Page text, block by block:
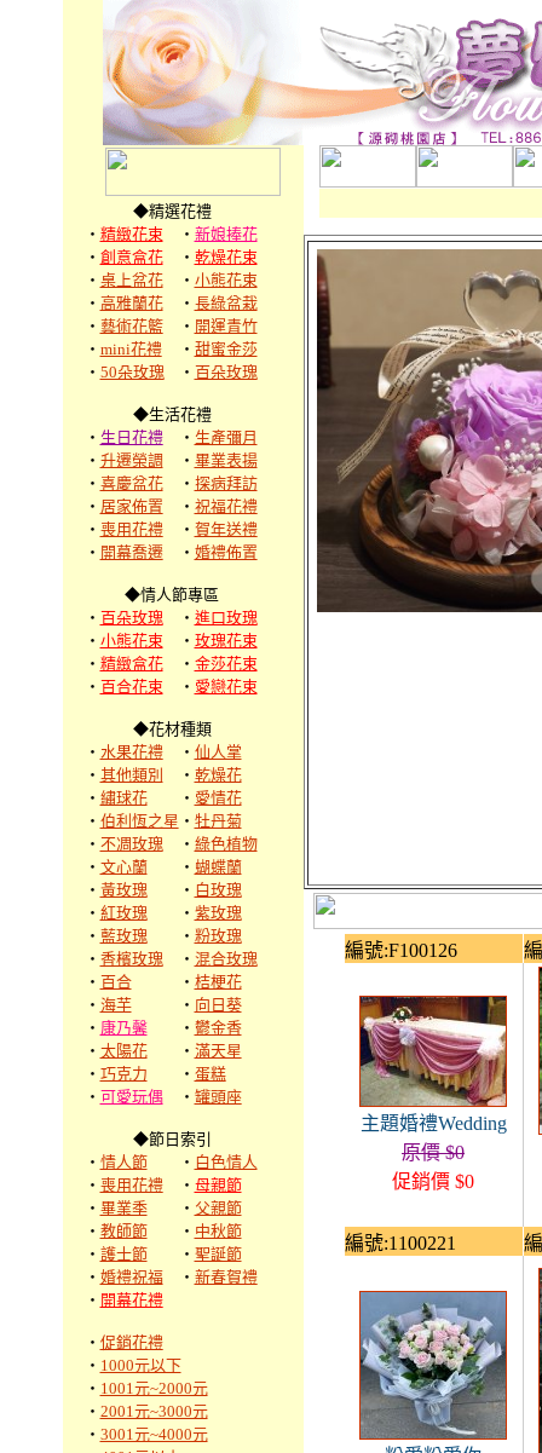
◆精選花禮
‧ 精緻花束 ‧ 新娘捧花
‧ 創意盒花 ‧ 乾燥花束
‧ 桌上盆花 ‧ 小熊花束
‧ 高雅蘭花 ‧ 長綠盆栽
‧ 藝術花籃 ‧ 開運青竹
‧ mini花禮 ‧ 甜蜜金莎
‧ 50朵玫瑰 ‧ 百朵玫瑰
◆生活花禮
‧ 生日花禮 ‧ 生產彌月
‧ 升遷榮調 ‧ 畢業表揚
‧ 喜慶盆花 ‧ 探病拜訪
‧ 居家佈置 ‧ 祝福花禮
‧ 喪用花禮 ‧ 賀年送禮
‧ 開幕喬遷 ‧ 婚禮佈置
◆情人節專區
‧ 百朵玫瑰 ‧ 進口玫瑰
‧ 小熊花束 ‧ 玫瑰花束
‧ 精緻盒花 ‧ 金莎花束
‧ 百合花束 ‧ 愛戀花束
◆花材種類
‧ 水果花禮 ‧ 仙人掌
‧ 其他類別 ‧ 乾燥花
‧ 繡球花 ‧ 愛情花
‧ 伯利恆之星 ‧ 牡丹菊
‧ 不凋玫瑰 ‧ 綠色植物
‧ 文心蘭 ‧ 蝴蝶蘭
‧ 黃玫瑰 ‧ 白玫瑰
‧ 紅玫瑰 ‧ 紫玫瑰
‧ 藍玫瑰 ‧ 粉玫瑰
‧ 香檳玫瑰 ‧ 混合玫瑰
‧ 百合 ‧ 桔梗花
‧ 海芋 ‧ 向日葵
‧ 康乃馨 ‧ 鬱金香
‧ 太陽花 ‧ 滿天星
‧ 巧克力 ‧ 蛋糕
‧ 可愛玩偶 ‧ 罐頭座
◆節日索引
‧ 情人節 ‧ 白色情人
‧ 喪用花禮 ‧ 母親節
‧ 畢業季 ‧ 父親節
‧ 教師節 ‧ 中秋節
‧ 護士節 ‧ 聖誕節
‧ 婚禮祝福 ‧ 新春賀禮
‧ 開幕花禮
‧ 促銷花禮
‧ 1000元以下
‧ 1001元~2000元
‧ 2001元~3000元
‧ 3001元~4000元
編號:F100126
主題婚禮Wedding
原價 $0
促銷價 $0
編號:1100221